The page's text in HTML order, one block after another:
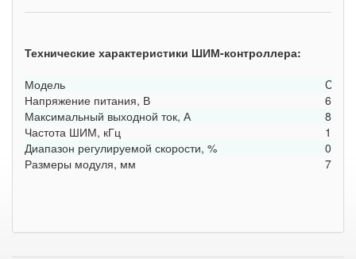
Технические характеристики ШИМ-контроллера:
Модель
Напряжение питания, В
6 ...
Максимальный выходной ток, А
8
Частота ШИМ, кГц
16
Диапазон регулируемой скорости, %
0 ...
Размеры модуля, мм
78 х